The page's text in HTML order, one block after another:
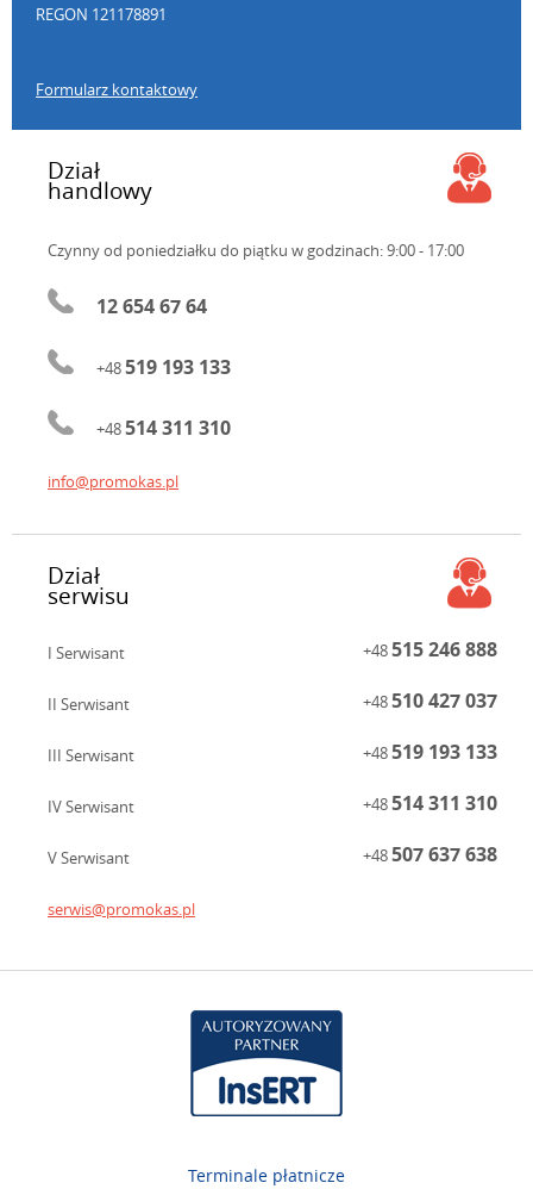
REGON 121178891
Formularz kontaktowy
Dział
handlowy
Czynny od poniedziałku do piątku w godzinach: 9:00 - 17:00
12 654 67 64
+48519 193 133
+48514 311 310
info@promokas.pl
Dział
serwisu
I Serwisant +48515 246 888
II Serwisant +48510 427 037
III Serwisant +48519 193 133
IV Serwisant +48514 311 310
V Serwisant +48507 637 638
serwis@promokas.pl
Terminale płatnicze